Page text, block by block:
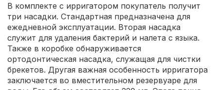
В комплекте с ирригатором покупатель получит
три насадки. Стандартная предназначена для
ежедневной эксплуатации. Вторая насадка
служит для удаления бактерий и налета с языка.
Также в коробке обнаруживается
ортодонтическая насадка, служащая для чистки
брекетов. Другая важная особенность ирригатора
заключается во вместительном резервуаре для